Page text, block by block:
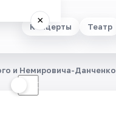
Концерты Театр
×
☾
и Немировича-Данченко